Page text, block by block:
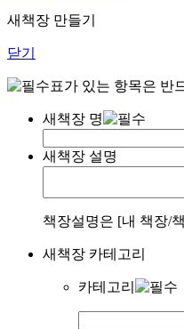
새책장 만들기
닫기
표가 있는 항목은 반
새책장 명
새책장 설명
책장설명은 [내 책장/
새책장 카테고리
카테고리